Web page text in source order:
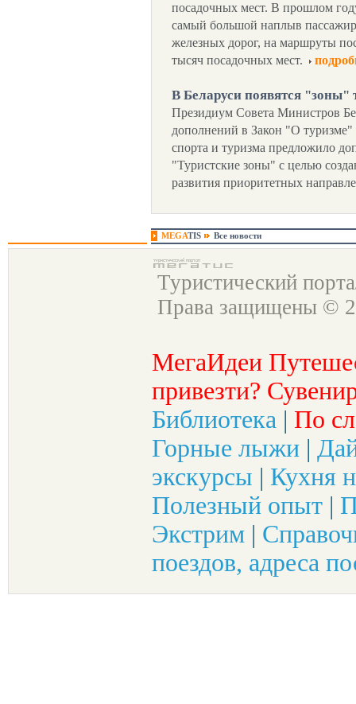
посадочных мест. В прошлом
самый большой наплыв
железных дорог, на маршруты
тысяч посадочных мест.
В Беларуси появятся "зоны"
Президиум Совета Министров
дополнений в Закон "О туризме"
спорта и туризма предложило
"Туристские зоны" с целью
развития приоритетных
MEGATIS Все новости
Туристический
Права защищены ©
МегаИдеи
привезти?
Библиотека | По
Горные лыжи |
экскурсы | Кухня
Полезный опыт |
Экстрим |
поездов, адреса